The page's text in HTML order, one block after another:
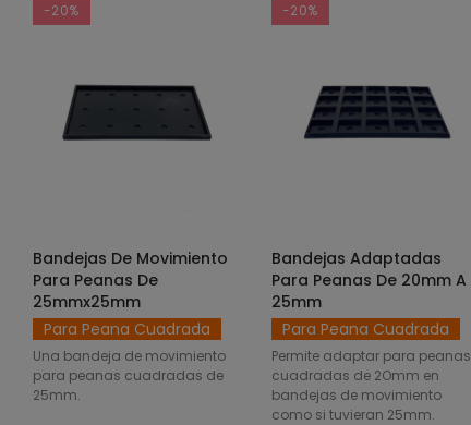
-20%
SELECCIONAR OPCIONES
Bandejas De Movimiento
Para Peanas De
25mmx25mm
Para Peana Cuadrada
Una bandeja de movimiento
para peanas cuadradas de
25mm.
-20%
SELECCIONAR OPCIONES
Bandejas Adaptadas
Para Peanas De 20mm A
25mm
Para Peana Cuadrada
Permite adaptar para peanas
cuadradas de 2Omm en
bandejas de movimiento
como si tuvieran 25mm.